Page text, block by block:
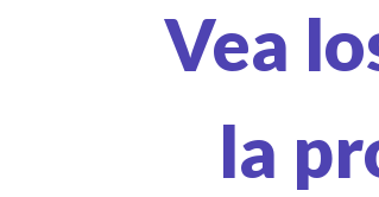
Vea
la